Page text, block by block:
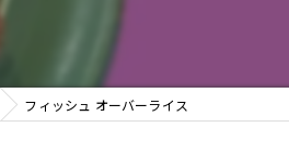
オーバーライス
フィッシュ オーバーライス